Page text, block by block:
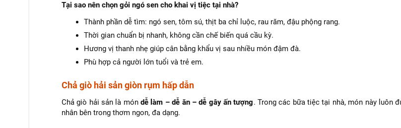
Tại sao nên chọn gỏi ngó sen cho khai vị tiệc tại nhà?
Thành phần dễ tìm: ngó sen, tôm sú, thịt ba chỉ luộc, rau răm, đậu phộng rang.
Thời gian chuẩn bị nhanh, không cần chế biến quá cầu kỳ.
Hương vị thanh nhẹ giúp cân bằng khẩu vị sau nhiều món đậm đà.
Phù hợp cả người lớn tuổi và trẻ em.
Chả giò hải sản giòn rụm hấp dẫn
Chả giò hải sản là móndễ làm – dễ ăn – dễ gây ấn tượng. Trong các bữa tiệc tại nhà, món này luôn
nhân bên trong thơm ngon, đa dạng.